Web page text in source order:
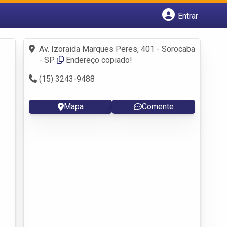
Entrar
Fazer login
Criar conta
Av. Izoraida Marques Peres, 401 - Sorocaba
- SP
Endereço copiado!
(15) 3243-9488
Mapa Comente